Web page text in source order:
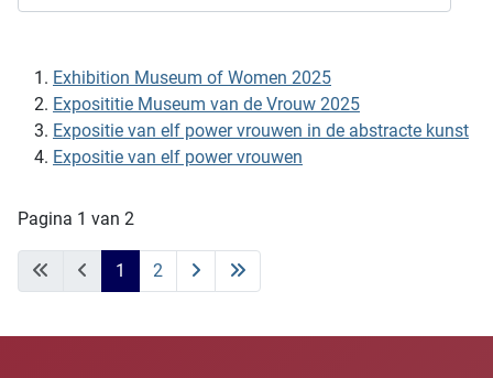
Exhibition Museum of Women 2025
Exposititie Museum van de Vrouw 2025
Expositie van elf power vrouwen in de abstracte kunst
Expositie van elf power vrouwen
Pagina 1 van 2
1 2